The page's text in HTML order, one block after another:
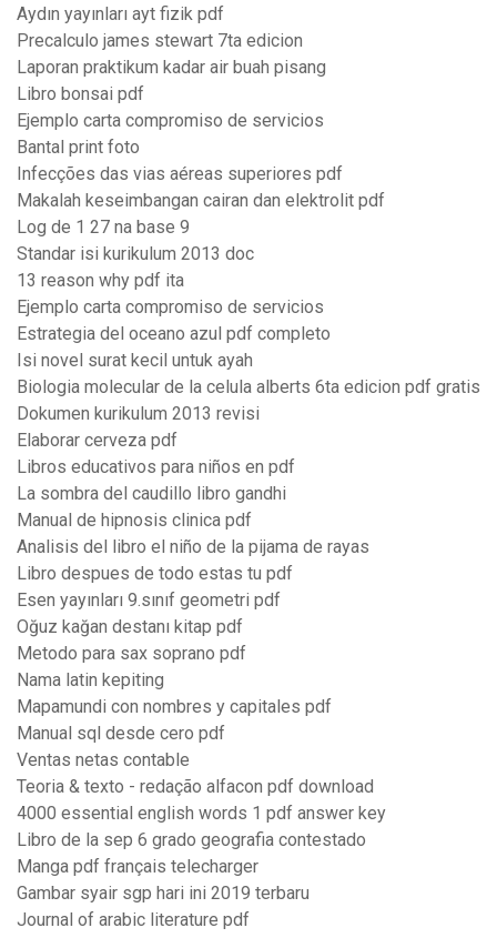
Aydın yayınları ayt fizik pdf
Precalculo james stewart 7ta edicion
Laporan praktikum kadar air buah pisang
Libro bonsai pdf
Ejemplo carta compromiso de servicios
Bantal print foto
Infecções das vias aéreas superiores pdf
Makalah keseimbangan cairan dan elektrolit pdf
Log de 1 27 na base 9
Standar isi kurikulum 2013 doc
13 reason why pdf ita
Ejemplo carta compromiso de servicios
Estrategia del oceano azul pdf completo
Isi novel surat kecil untuk ayah
Biologia molecular de la celula alberts 6ta edicion pdf gratis
Dokumen kurikulum 2013 revisi
Elaborar cerveza pdf
Libros educativos para niños en pdf
La sombra del caudillo libro gandhi
Manual de hipnosis clinica pdf
Analisis del libro el niño de la pijama de rayas
Libro despues de todo estas tu pdf
Esen yayınları 9.sınıf geometri pdf
Oğuz kağan destanı kitap pdf
Metodo para sax soprano pdf
Nama latin kepiting
Mapamundi con nombres y capitales pdf
Manual sql desde cero pdf
Ventas netas contable
Teoria & texto - redação alfacon pdf download
4000 essential english words 1 pdf answer key
Libro de la sep 6 grado geografia contestado
Manga pdf français telecharger
Gambar syair sgp hari ini 2019 terbaru
Journal of arabic literature pdf